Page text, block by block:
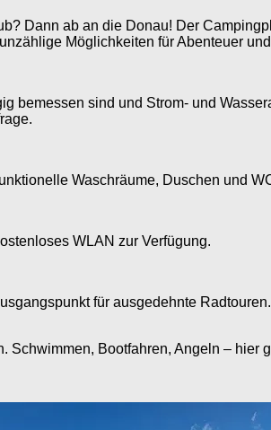
Dann ab an die Donau! Der
Möglichkeiten für Abenteuer
bemessen sind und Strom- und
Waschräume, Duschen und
WLAN zur Verfügung.
für ausgedehnte
Bootfahren, Angeln –